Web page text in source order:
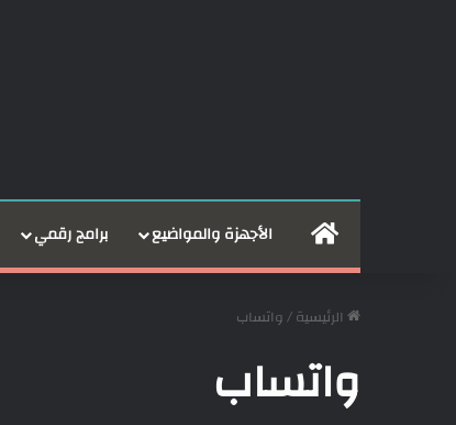
الرئيسيةالأجهزة والمواضيع برامج رقمي
الرئيسية/واتساب
واتساب